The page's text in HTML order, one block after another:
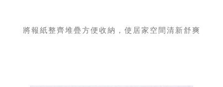
將報紙整齊堆疊方便收納，使居家空間清新舒爽